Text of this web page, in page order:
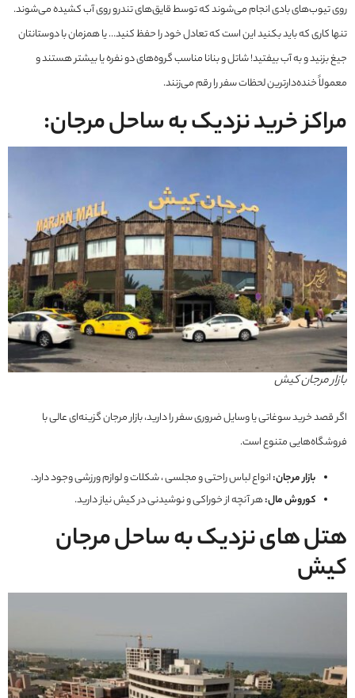
روی تیوب‌های بادی انجام می‌شوند که توسط قایق‌های تندرو روی آب کشیده می‌شوند.
تنها کاری که باید بکنید این است که تعادل خود را حفظ کنید… یا همزمان با دوستانتان
جیغ بزنید و به آب بیفتید! شاتل و بنانا مناسب گروه‌های دو نفره یا بیشتر هستند و
معمولاً خنده‌دارترین لحظات سفر را رقم می‌زنند.
مراکز خرید نزدیک به ساحل مرجان:
بازار مرجان کیش
اگر قصد خرید سوغاتی یا وسایل ضروری سفر را دارید، بازار مرجان گزینه‌ای عالی با
فروشگاه‌هایی متنوع است.
بازار مرجان:انواع لباس راحتی و مجلسی ، شکلات و لوازم ورزشی وجود دارد.
کوروش مال:هر آنچه از خوراکی و نوشیدنی در کیش نیاز دارید.
هتل های نزدیک به ساحل مرجان
کیش